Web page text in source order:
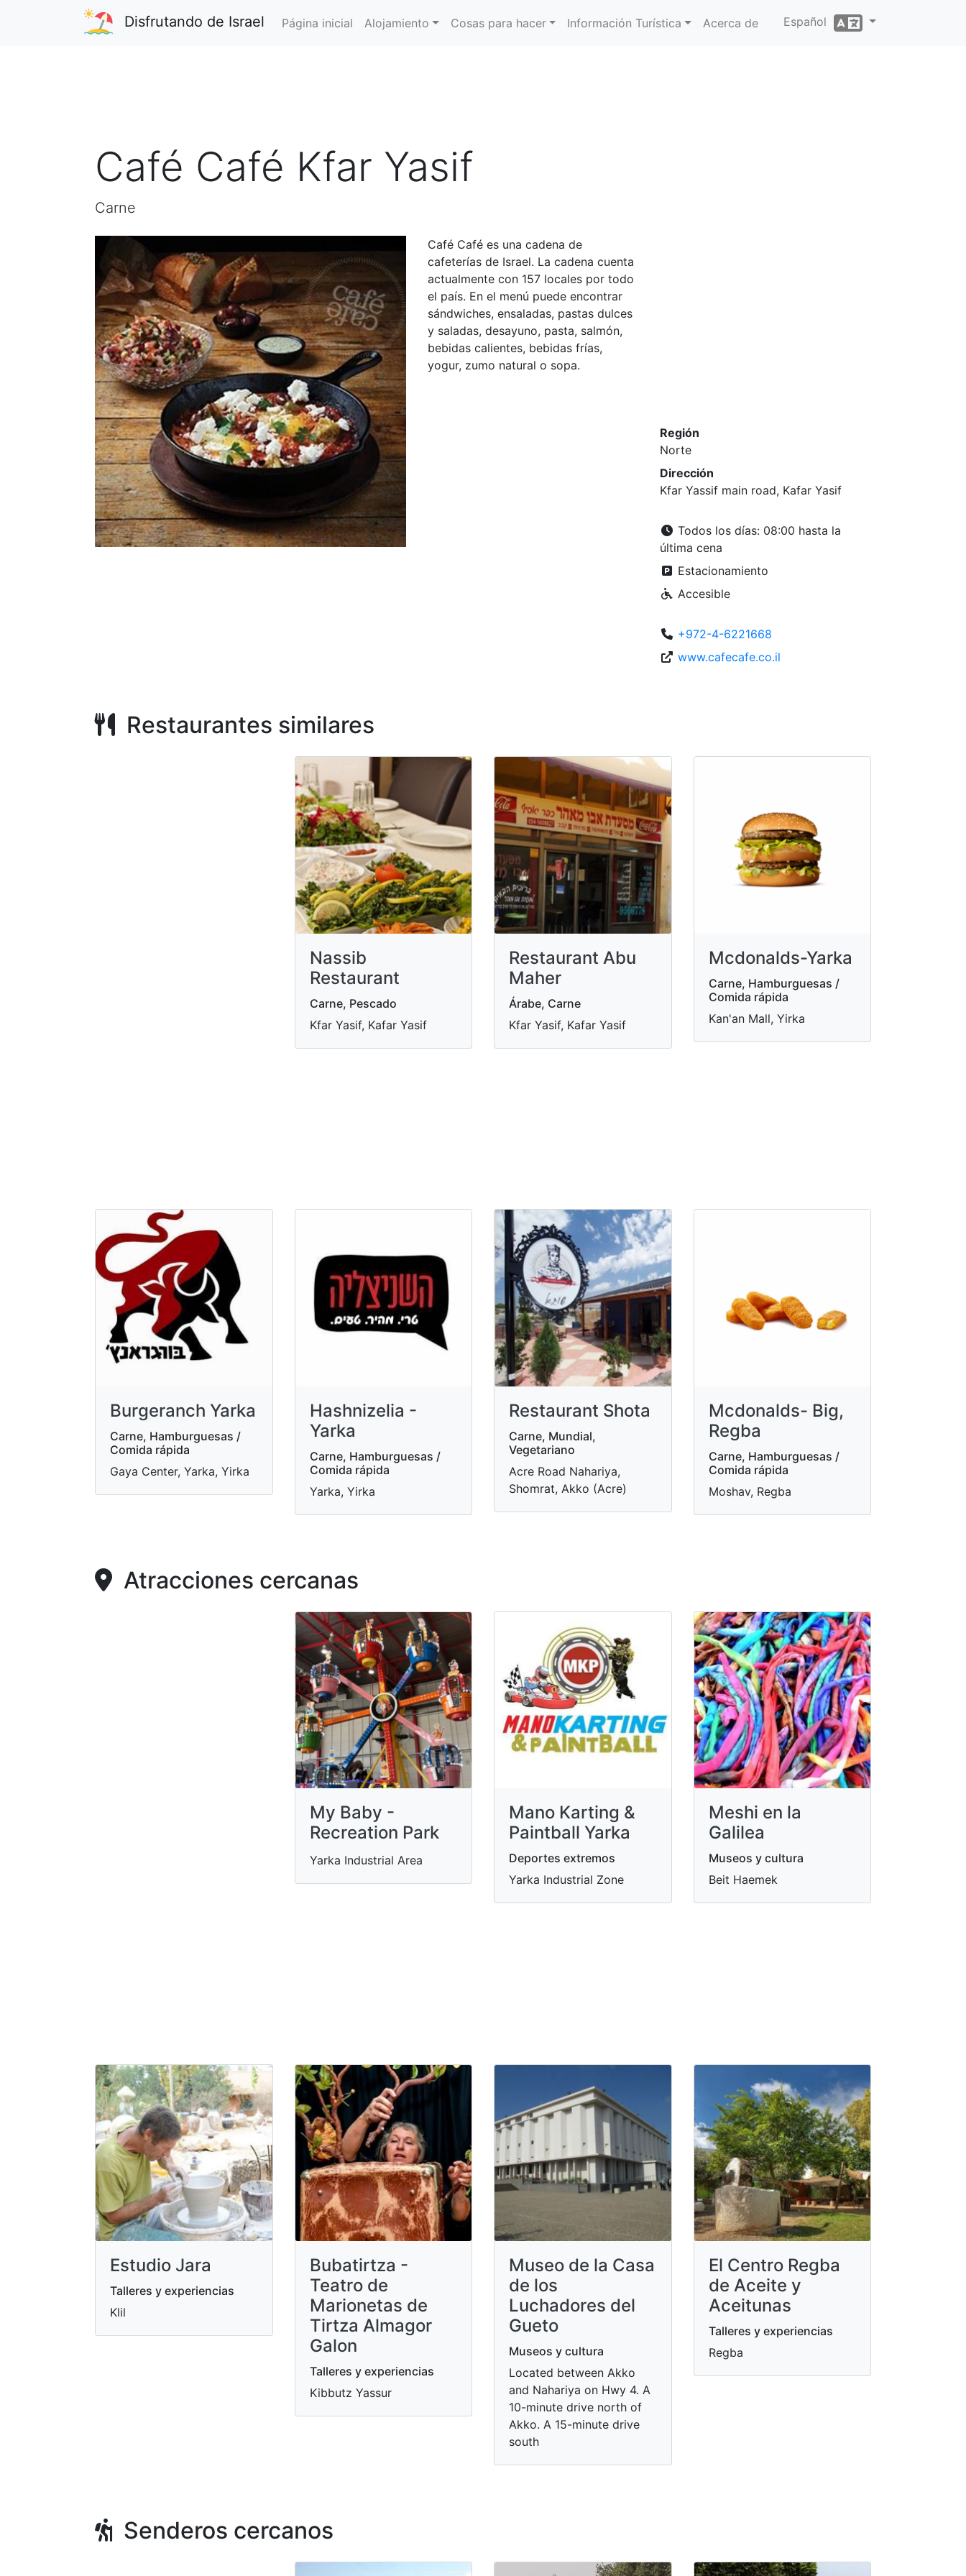
Disfrutando de Israel Página inicial Alojamiento Cosas para hacer Información Turística Acerca de Español
Café Café Kfar Yasif
Carne
Café Café es una cadena de
cafeterías de Israel. La cadena cuenta
actualmente con 157 locales por todo
el país. En el menú puede encontrar
sándwiches, ensaladas, pastas dulces
y saladas, desayuno, pasta, salmón,
bebidas calientes, bebidas frías,
yogur, zumo natural o sopa.
Región
Norte
Dirección
Kfar Yassif main road, Kafar Yasif
Todos los días: 08:00 hasta la
última cena
Estacionamiento
Accesible
+972-4-6221668
www.cafecafe.co.il
Restaurantes similares
Nassib
Restaurant
Carne, Pescado
Kfar Yasif, Kafar Yasif
Restaurant Abu
Maher
Árabe, Carne
Kfar Yasif, Kafar Yasif
Mcdonalds-Yarka
Carne, Hamburguesas /
Comida rápida
Kan'an Mall, Yirka
Burgeranch Yarka
Carne, Hamburguesas /
Comida rápida
Gaya Center, Yarka, Yirka
Hashnizelia -
Yarka
Carne, Hamburguesas /
Comida rápida
Yarka, Yirka
Restaurant Shota
Carne, Mundial,
Vegetariano
Acre Road Nahariya,
Shomrat, Akko (Acre)
Mcdonalds- Big,
Regba
Carne, Hamburguesas /
Comida rápida
Moshav, Regba
Atracciones cercanas
My Baby -
Recreation Park
Yarka Industrial Area
Mano Karting &
Paintball Yarka
Deportes extremos
Yarka Industrial Zone
Meshi en la
Galilea
Museos y cultura
Beit Haemek
Estudio Jara
Talleres y experiencias
Klil
Bubatirtza -
Teatro de
Marionetas de
Tirtza Almagor
Galon
Talleres y experiencias
Kibbutz Yassur
Museo de la Casa
de los
Luchadores del
Gueto
Museos y cultura
Located between Akko
and Nahariya on Hwy 4. A
10-minute drive north of
Akko. A 15-minute drive
south
El Centro Regba
de Aceite y
Aceitunas
Talleres y experiencias
Regba
Senderos cercanos